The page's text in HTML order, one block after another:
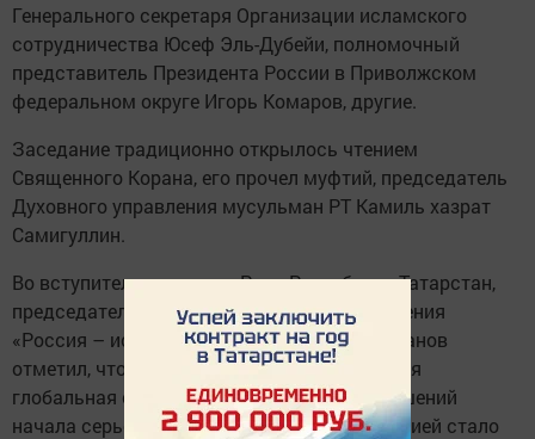
Генерального секретаря Организации исламского
сотрудничества Юсеф Эль-Дубейи, полномочный
представитель Президента России в Приволжском
федеральном округе Игорь Комаров, другие.
Заседание традиционно открылось чтением
Священного Корана, его прочел муфтий, председатель
Духовного управления мусульман РТ Камиль хазрат
Самигуллин.
Во вступительном слове Раис Республики Татарстан,
председатель Группы стратегического видения
«Россия – исламский мир» Рустам Минниханов
отметил, что на рубеже второго тысячелетия
глобальная система международных отношений
начала серьёзно меняться, важной тенденцией стало